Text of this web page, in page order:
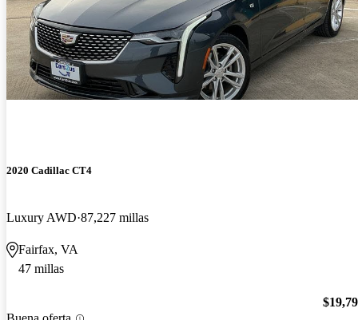
2020 Cadillac CT4
Luxury AWD 87,227 millas
Fairfax, VA
47 millas